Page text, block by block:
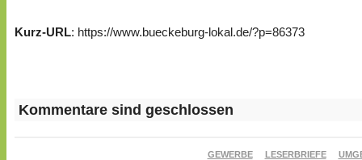
Kurz-URL: https://www.bueckeburg-lokal.de/?p=86373
Kommentare sind geschlossen
GEWERBE LESERBRIEFE